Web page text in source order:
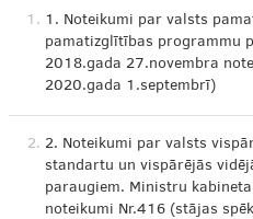
1. 1. Noteikumi par valsts
pamatizglītības programmu
2018.gada 27.novembra
2020.gada 1.septembrī)
2. 2. Noteikumi par valsts
standartu un vispārējās
paraugiem. Ministru
noteikumi Nr.416 (stājas